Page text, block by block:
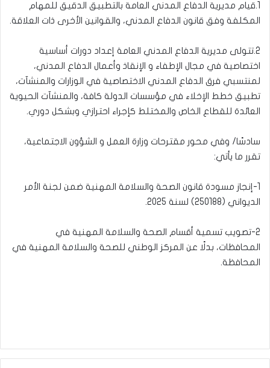
1.قيام مديرية الدفاع المدني العامة بالتطبيق الدقيق للمهام
المكلفة وفق قانون الدفاع المدني، والقوانين الأخرى ذات العلاقة.
2.تتولى مديرية الدفاع المدني العامة إعداد دورات أساسية
اختصاصية في مجال الإطفاء و الإنقاذ وأعمال الدفاع المدني،
لمنتسبي فرق الدفاع المدني الاختصاصية في الوزارات والمنشآت،
تطبيق خطط الإخلاء في مؤسسات الدولة كافة، والمنشآت الحيوية
العائدة للقطاع الخاص والمختلط كإجراء احترازي وبشكل دوري.
سادسًا/ وفي محور مقترحات وزارة العمل و الشؤون الاجتماعية،
تقرر ما يأتي:
1-إنجاز مسودة قانون الصحة والسلامة المهنية ضمن لجنة الأمر
الديواني (250188) لسنة 2025.
2-تصويب تسمية أقسام الصحة والسلامة المهنية في
المحافظات، بدلًا عن المركز الوطني للصحة والسلامة المهنية في
المحافظة.